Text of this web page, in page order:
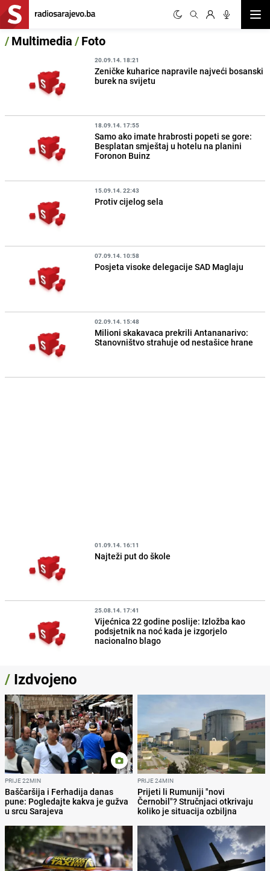
/Multimedia/Foto
20.09.14. 18:21
Zeničke kuharice napravile najveći bosanski
burek na svijetu
18.09.14. 17:55
Samo ako imate hrabrosti popeti se gore:
Besplatan smještaj u hotelu na planini
Foronon Buinz
15.09.14. 22:43
Protiv cijelog sela
07.09.14. 10:58
Posjeta visoke delegacije SAD Maglaju
02.09.14. 15:48
Milioni skakavaca prekrili Antananarivo:
Stanovništvo strahuje od nestašice hrane
01.09.14. 16:11
Najteži put do škole
25.08.14. 17:41
Vijećnica 22 godine poslije: Izložba kao
podsjetnik na noć kada je izgorjelo
nacionalno blago
/ Izdvojeno
PRIJE 22MIN
Baščaršija i Ferhadija danas
pune: Pogledajte kakva je gužva
u srcu Sarajeva
PRIJE 24MIN
Prijeti li Rumuniji "novi
Černobil"? Stručnjaci otkrivaju
koliko je situacija ozbiljna